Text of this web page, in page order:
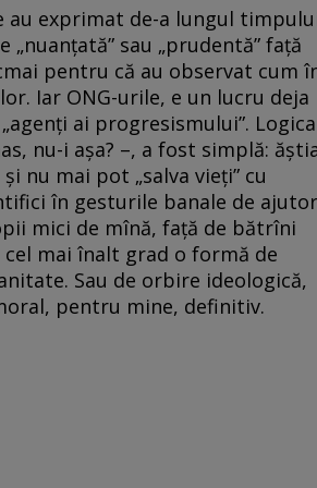
au exprimat de-a lungul
sau „prudentă” față
pentru că au observat cum
Iar ONG-urile, e un lucru deja
ai progresismului”. Logica
nu-i așa? –, a fost simplă:
nu mai pot „salva vieți” cu
în gesturile banale de ajutor
mici de mînă, față de bătrîni
mai înalt grad o formă de
Sau de orbire ideologică,
pentru mine, definitiv.